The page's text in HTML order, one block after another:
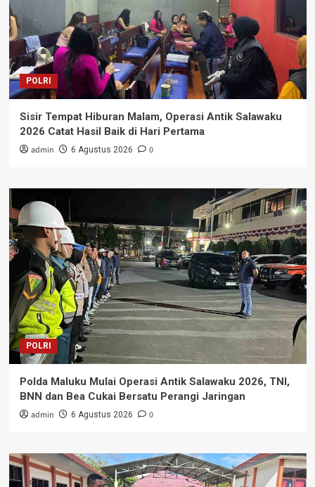
POLRI
Sisir Tempat Hiburan Malam, Operasi Antik Salawaku
2026 Catat Hasil Baik di Hari Pertama
admin 6 Agustus 2026 0
POLRI
Polda Maluku Mulai Operasi Antik Salawaku 2026, TNI,
BNN dan Bea Cukai Bersatu Perangi Jaringan
admin 6 Agustus 2026 0